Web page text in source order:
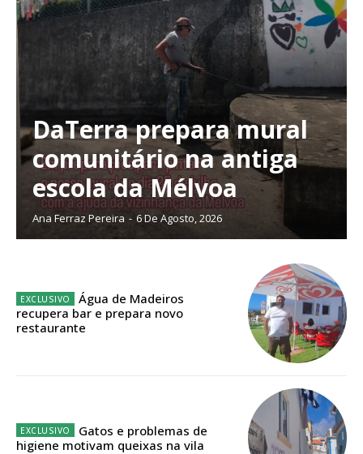
Planos de Assinatura
Faça-se assinante do Região de Cister e ajude-nos a manter este serviço
Sendo assinante terá acesso a todos os conteúdos exclusivos e versões
Escolha o plano de assinatura desejado:
32€
DaTerra prepara mural
comunitário na antiga
escola da Mélvoa
Ana Ferraz Pereira - 6 De Agosto, 2026
Água de Madeiros
recupera bar e prepara novo
restaurante
Gatos e problemas de
higiene motivam queixas na vila